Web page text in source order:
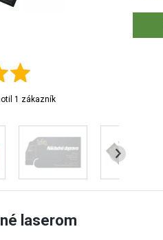
1 zákazník
laserom